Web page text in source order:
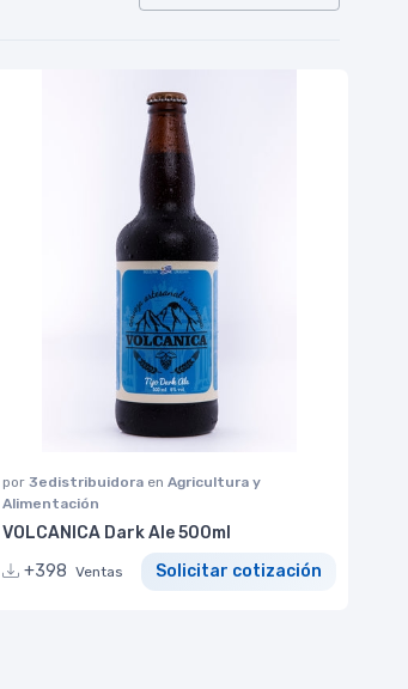
por 3edistribuidora en Agricultura y
Alimentación
VOLCANICA Dark Ale 500ml
+398 Ventas Solicitar cotización